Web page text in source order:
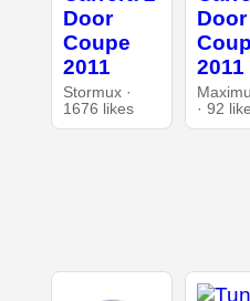
Door
Coupe
2011
Stormux ·
1676 likes
Door
2011
· 92